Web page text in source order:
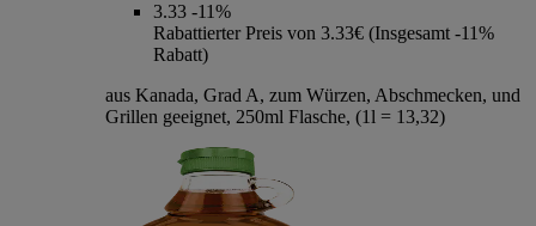
3.33 -11%
Rabattierter Preis von 3.33€ (Insgesamt -11%
Rabatt)
aus Kanada, Grad A, zum Würzen, Abschmecken, und
Grillen geeignet, 250ml Flasche, (1l = 13,32)